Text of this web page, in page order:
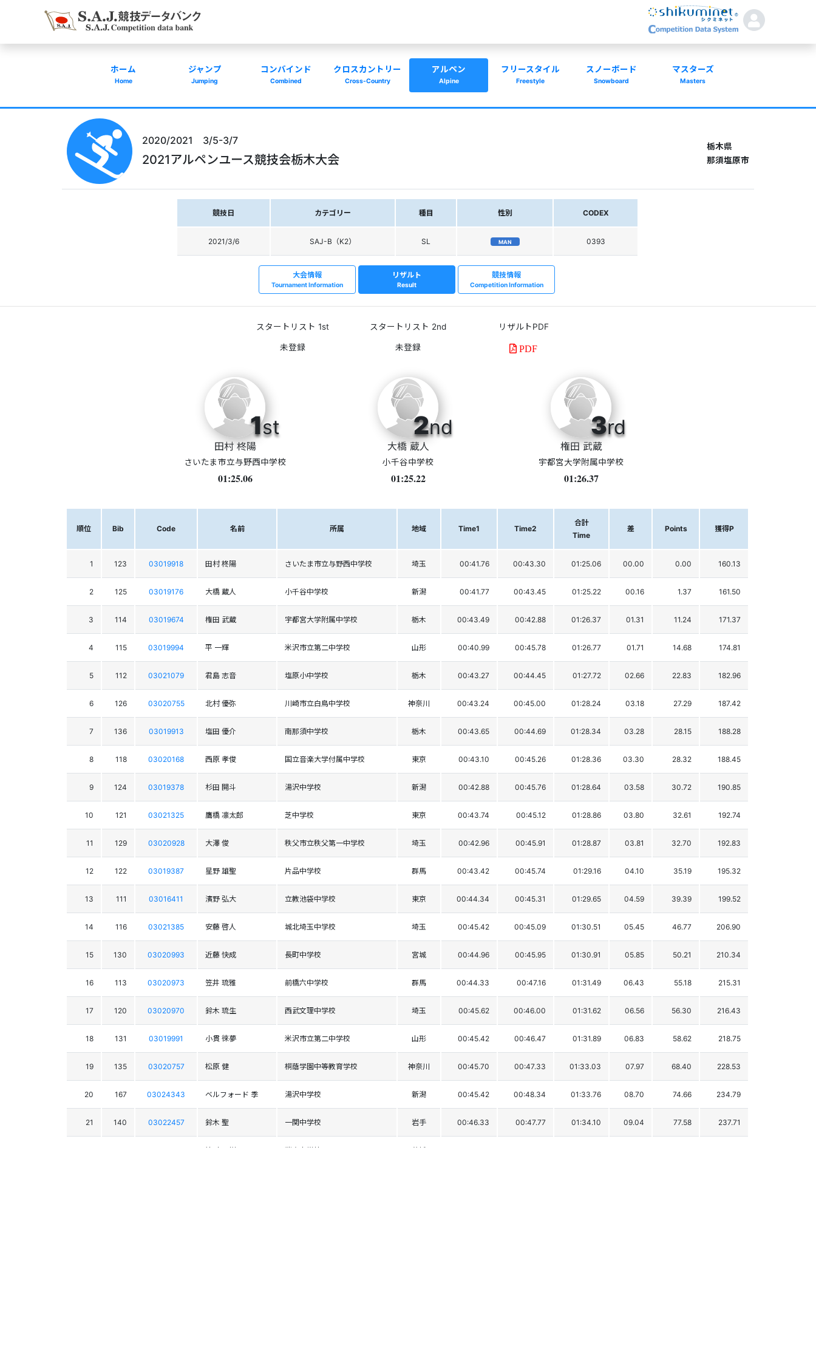
ホーム
Home
ジャンプ
Jumping
コンバインド
Combined
クロスカントリー
Cross-Country
アルペン
Alpine
フリースタイル
Freestyle
スノーボード
Snowboard
マスターズ
Masters
2020/2021 3/5-3/7
2021アルペンユース競技会栃木大会
栃木県
那須塩原市
競技日 カテゴリー 種目 性別 CODEX
2021/3/6 SAJ-B（K2） SL MAN 0393
大会情報
Tournament Information
リザルト
Result
競技情報
Competition Information
スタートリスト 1st スタートリスト 2nd リザルトPDF
PDF
1st
田村 柊陽
さいたま市立与野西中学校
01:25.06
2nd
大橋 蔵人
小千谷中学校
01:25.22
3rd
権田 武蔵
宇都宮大学附属中学校
01:26.37
順位 Bib Code 名前 所属 地域 Time1 Time2
合計
Time
差 Points 獲得P
1 123 03019918 田村 柊陽 さいたま市立与野西中学校 埼玉 00:41.76 00:43.30 01:25.06 00.00 0.00 160.13
2 125 03019176 大橋 蔵人 小千谷中学校 新潟 00:41.77 00:43.45 01:25.22 00.16 1.37 161.50
3 114 03019674 権田 武蔵 宇都宮大学附属中学校 栃木 00:43.49 00:42.88 01:26.37 01.31 11.24 171.37
4 115 03019994 平 一輝 米沢市立第二中学校 山形 00:40.99 00:45.78 01:26.77 01.71 14.68 174.81
5 112 03021079 君島 志音 塩原小中学校 栃木 00:43.27 00:44.45 01:27.72 02.66 22.83 182.96
6 126 03020755 北村 優弥 川崎市立白鳥中学校 神奈川 00:43.24 00:45.00 01:28.24 03.18 27.29 187.42
7 136 03019913 塩田 優介 南那須中学校 栃木 00:43.65 00:44.69 01:28.34 03.28 28.15 188.28
8 118 03020168 西原 孝俊 国立音楽大学付属中学校 東京 00:43.10 00:45.26 01:28.36 03.30 28.32 188.45
9 124 03019378 杉田 開斗 湯沢中学校 新潟 00:42.88 00:45.76 01:28.64 03.58 30.72 190.85
10 121 03021325 鷹橋 凛太郎 芝中学校 東京 00:43.74 00:45.12 01:28.86 03.80 32.61 192.74
11 129 03020928 大澤 俊 秩父市立秩父第一中学校 埼玉 00:42.96 00:45.91 01:28.87 03.81 32.70 192.83
12 122 03019387 星野 雄聖 片品中学校 群馬 00:43.42 00:45.74 01:29.16 04.10 35.19 195.32
13 111 03016411 濱野 弘大 立教池袋中学校 東京 00:44.34 00:45.31 01:29.65 04.59 39.39 199.52
14 116 03021385 安藤 啓人 城北埼玉中学校 埼玉 00:45.42 00:45.09 01:30.51 05.45 46.77 206.90
15 130 03020993 近藤 快成 長町中学校 宮城 00:44.96 00:45.95 01:30.91 05.85 50.21 210.34
16 113 03020973 笠井 琉雅 前橋六中学校 群馬 00:44.33 00:47.16 01:31.49 06.43 55.18 215.31
17 120 03020970 鈴木 琉生 西武文理中学校 埼玉 00:45.62 00:46.00 01:31.62 06.56 56.30 216.43
18 131 03019991 小貫 徠夢 米沢市立第二中学校 山形 00:45.42 00:46.47 01:31.89 06.83 58.62 218.75
19 135 03020757 松原 健 桐蔭学園中等教育学校 神奈川 00:45.70 00:47.33 01:33.03 07.97 68.40 228.53
20 167 03024343 ベルフォード 季 湯沢中学校 新潟 00:45.42 00:48.34 01:33.76 08.70 74.66 234.79
21 140 03022457 鈴木 聖 一関中学校 岩手 00:46.33 00:47.77 01:34.10 09.04 77.58 237.71
綿引 一樹 瑞竜中学校 茨城